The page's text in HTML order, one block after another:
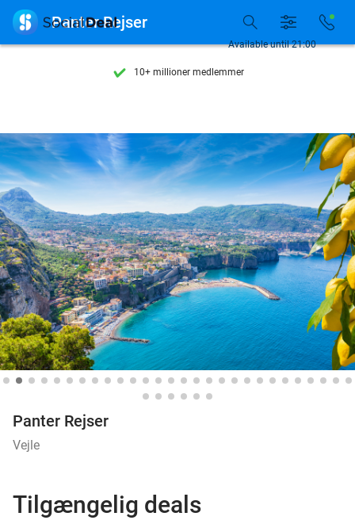
Tilgængelig 7 dage om ugen
10+ millioner medlemmer
Tilgængelig 7 dage om ugen
10+ millioner medlemmer
Available until 21:00
 Panter Rejser
Panter Rejser
Vejle
Tilgængelig deals